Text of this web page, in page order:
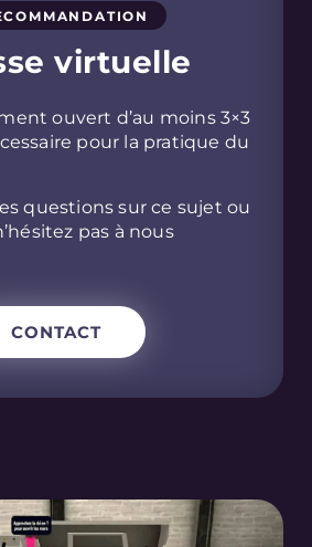
virtuelle
ouvert d’au moins 3×3
pour la pratique du
questions sur ce sujet ou
pas à nous
CONTACT